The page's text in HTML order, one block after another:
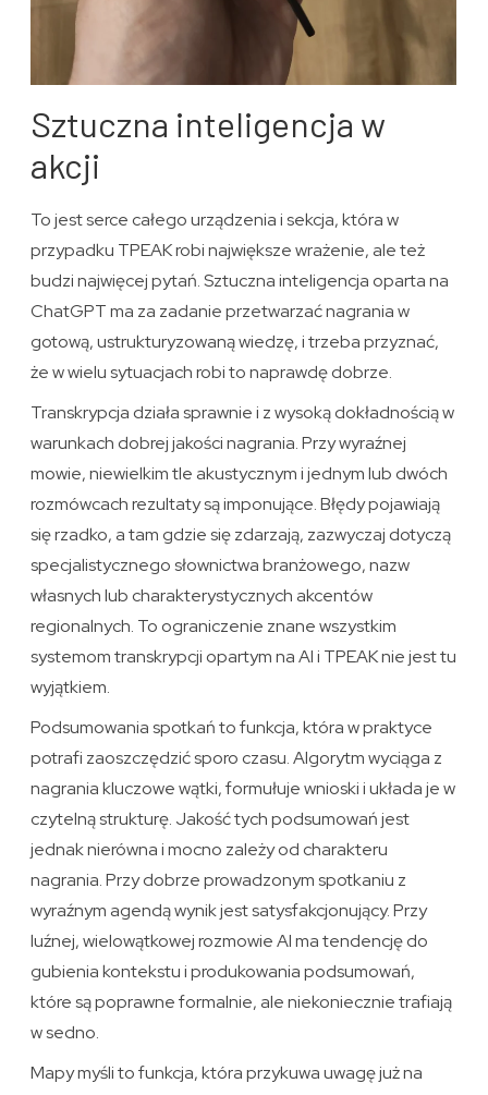
Sztuczna inteligencja w
akcji
To jest serce całego urządzenia i sekcja, która w
przypadku TPEAK robi największe wrażenie, ale też
budzi najwięcej pytań. Sztuczna inteligencja oparta na
ChatGPT ma za zadanie przetwarzać nagrania w
gotową, ustrukturyzowaną wiedzę, i trzeba przyznać,
że w wielu sytuacjach robi to naprawdę dobrze.
Transkrypcja działa sprawnie i z wysoką dokładnością w
warunkach dobrej jakości nagrania. Przy wyraźnej
mowie, niewielkim tle akustycznym i jednym lub dwóch
rozmówcach rezultaty są imponujące. Błędy pojawiają
się rzadko, a tam gdzie się zdarzają, zazwyczaj dotyczą
specjalistycznego słownictwa branżowego, nazw
własnych lub charakterystycznych akcentów
regionalnych. To ograniczenie znane wszystkim
systemom transkrypcji opartym na AI i TPEAK nie jest tu
wyjątkiem.
Podsumowania spotkań to funkcja, która w praktyce
potrafi zaoszczędzić sporo czasu. Algorytm wyciąga z
nagrania kluczowe wątki, formułuje wnioski i układa je w
czytelną strukturę. Jakość tych podsumowań jest
jednak nierówna i mocno zależy od charakteru
nagrania. Przy dobrze prowadzonym spotkaniu z
wyraźnym agendą wynik jest satysfakcjonujący. Przy
luźnej, wielowątkowej rozmowie AI ma tendencję do
gubienia kontekstu i produkowania podsumowań,
które są poprawne formalnie, ale niekoniecznie trafiają
w sedno.
Mapy myśli to funkcja, która przykuwa uwagę już na